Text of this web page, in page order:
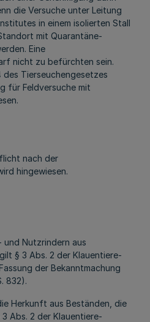
die Versuche unter Leitung
in einem isolierten Stall
mit Quarantäne-
Eine
nicht zu befürchten sein.
des Tierseuchengesetzes
für Feldversuche mit
nach der
hingewiesen.
Nutzrindern aus
§ 3 Abs. 2 der Klauentiere-
der Bekanntmachung
832).
Herkunft aus Beständen, die
Abs. 2 der Klauentiere-